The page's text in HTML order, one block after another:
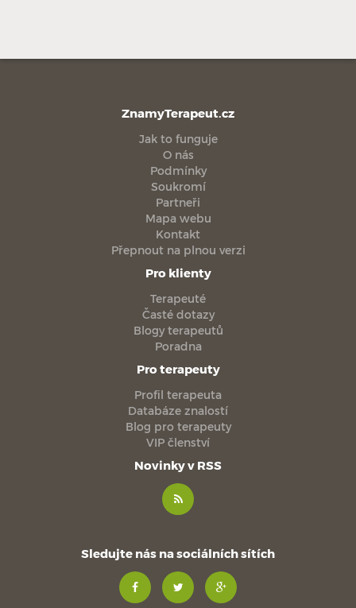
ZnamyTerapeut.cz
Jak to funguje
O nás
Podmínky
Soukromí
Partneři
Mapa webu
Kontakt
Přepnout na plnou verzi
Pro klienty
Terapeuté
Časté dotazy
Blogy terapeutů
Poradna
Pro terapeuty
Profil terapeuta
Databáze znalostí
Blog pro terapeuty
VIP členství
Novinky v RSS
Sledujte nás na sociálních sítích